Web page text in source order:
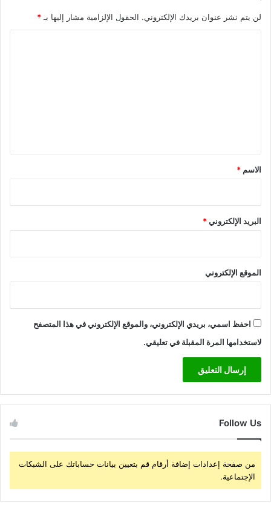
لن يتم نشر عنوان بريدك الإلكتروني. الحقول الإلزامية مشار إليها بـ *
*
الاسم *
البريد الإلكتروني*
الموقع الإلكتروني
احفظ اسمي، بريدي الإلكتروني، والموقع الإلكتروني في هذا المتصفح
لاستخدامها المرة المقبلة في تعليقي.
Follow Us
من صفحة إعدادات إضافة أرقام قم بتعيين بيانات حساباتك على الشبكات
الإجتماعية.